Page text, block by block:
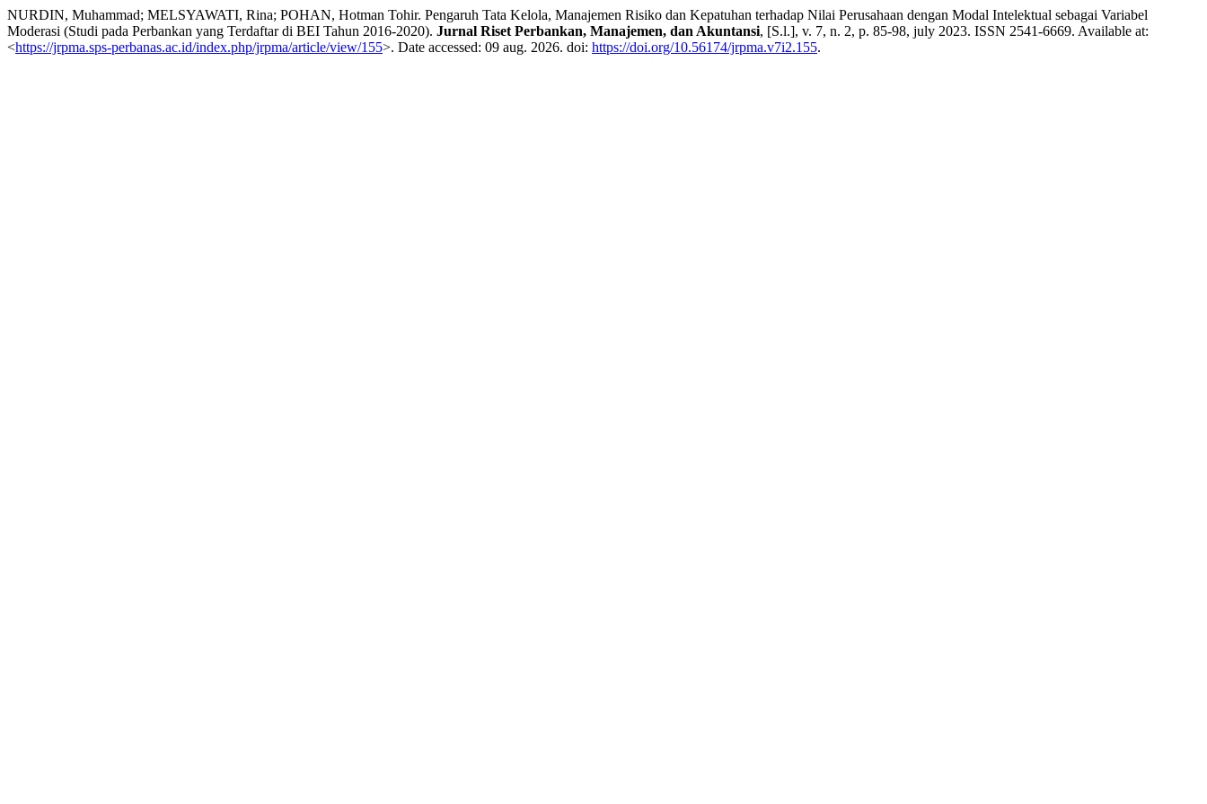
NURDIN, Muhammad; MELSYAWATI, Rina; POHAN, Hotman Tohir. Pengaruh Tata Kelola, Manajemen Risiko dan Kepatuhan terhadap Nilai Perusahaan dengan Modal Intelektual sebagai Variabel
Moderasi (Studi pada Perbankan yang Terdaftar di BEI Tahun 2016-2020). Jurnal Riset Perbankan, Manajemen, dan Akuntansi, [S.l.], v. 7, n. 2, p. 85-98, july 2023. ISSN 2541-6669. Available at:
<https://jrpma.sps-perbanas.ac.id/index.php/jrpma/article/view/155>. Date accessed: 09 aug. 2026. doi: https://doi.org/10.56174/jrpma.v7i2.155.